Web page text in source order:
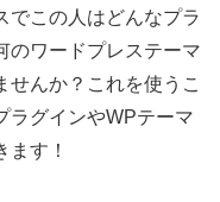
でこの人はどんなプラ
のワードプレステーマ
せんか？これを使うこ
ラグインやWPテーマ
す！